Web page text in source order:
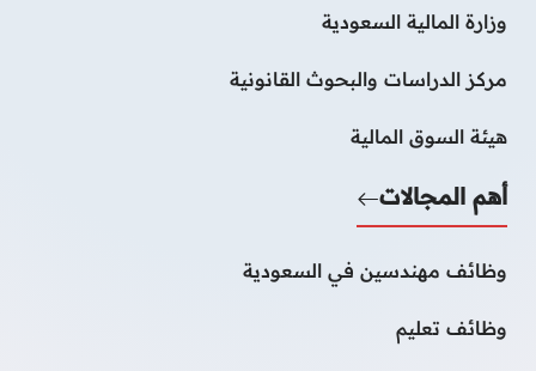
وزارة المالية السعودية
مركز الدراسات والبحوث القانونية
هيئة السوق المالية
أهم المجالات
وظائف مهندسين في السعودية
وظائف تعليم